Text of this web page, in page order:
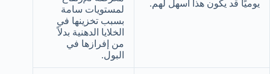
يوميًا قد يكون هذا أسهل لهم.
لمستويات سامة
بسبب تخزينها في
الخلايا الدهنية بدلاً
من إفرازها في
البول.